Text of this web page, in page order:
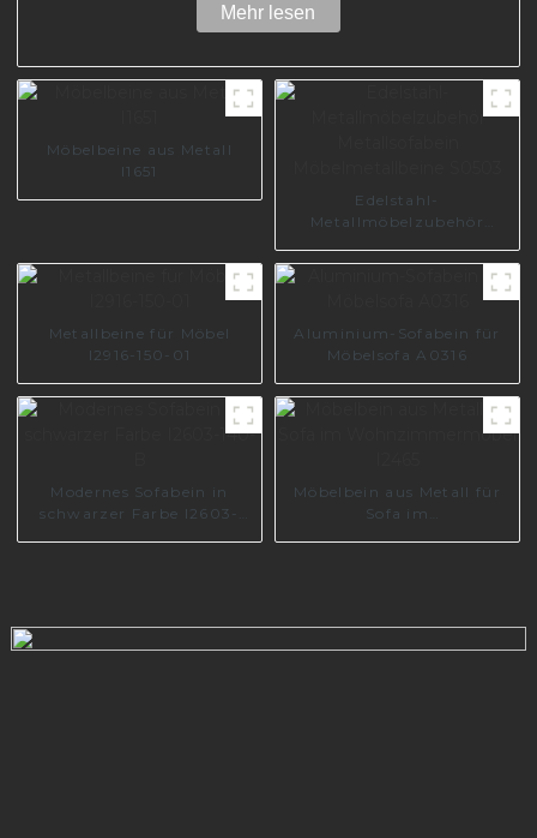
Mehr lesen
Möbelbeine aus Metall
I1651
Edelstahl-
Metallmöbelzubehör
Möbelmetallbeine S0503
Metallbeine für Möbel
I2916-150-01
Aluminium-Sofabein für
Möbelsofa A0316
Modernes Sofabein in
schwarzer Farbe I2603-
Möbelbein aus Metall für
Sofa im